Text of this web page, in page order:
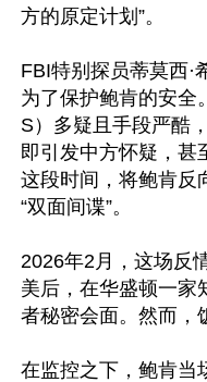
方的原定计划”。
FBI特别探员蒂莫西·
为了保护鲍肯的安全
S）多疑且手段严酷
即引发中方怀疑，甚
这段时间，将鲍肯反
“双面间谍”。
2026年2月，这场反
美后，在华盛顿一家
者秘密会面。然而，
在监控之下，鲍肯当